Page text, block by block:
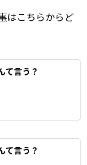
はこちらからど
て言う？
て言う？